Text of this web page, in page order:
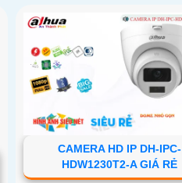
CAMERA HD IP DH-IPC-
HDW1230T2-A GIÁ RẺ